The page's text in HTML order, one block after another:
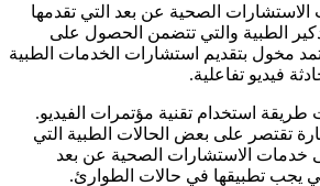
الصحية عن بعد التي تقدمها
الطبية والتي تتضمن الحصول على
مخول بتقديم استشارات الخدمات الطبية
فيديو تفاعلية.
طريقة استخدام تقنية مؤتمرات الفيديو.
تقتصر على بعض الحالات الطبية التي
خدمات الاستشارات الصحية عن بعد
يجب تطبيقها في حالات الطوارئ.